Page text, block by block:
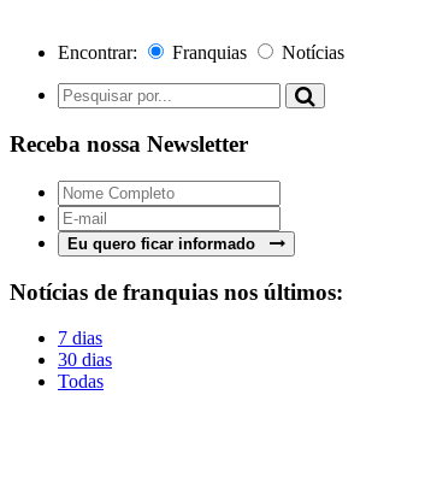
Encontrar: Franquias Notícias
Receba nossa Newsletter
Eu quero ficar informado
Notícias de franquias nos últimos:
7 dias
30 dias
Todas